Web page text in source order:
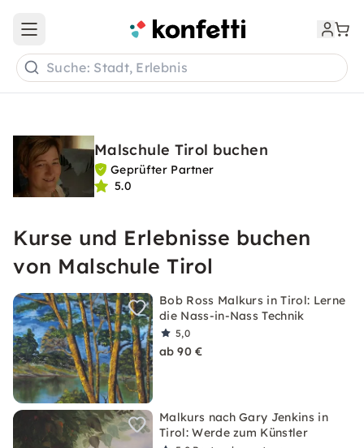
Open main menu
Suche: Stadt, Erlebnis
Malschule Tirol buchen
Geprüfter Partner
5.0
Kurse und Erlebnisse buchen
von Malschule Tirol
Bob Ross Malkurs in Tirol: Lerne
die Nass-in-Nass Technik
5,0
ab 90 €
Malkurs nach Gary Jenkins in
Tirol: Werde zum Künstler